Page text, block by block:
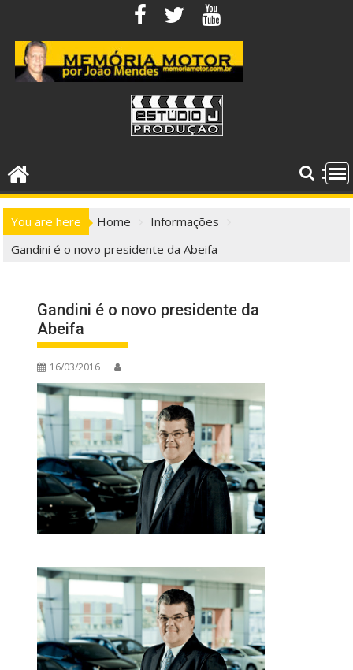
content
You are here Home
Informações
Gandini é o novo presidente da Abeifa
Gandini é o novo presidente da
Abeifa
16/03/2016